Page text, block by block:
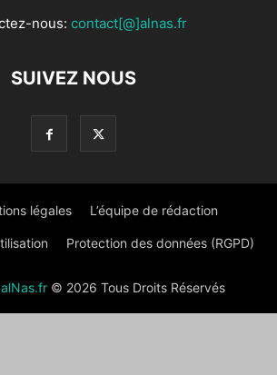
nous: contact[@]alnas.fr
SUIVEZ NOUS
légales L’équipe de rédaction
Protection des données (RGPD)
alNas.fr© 2026 Tous Droits Réservés